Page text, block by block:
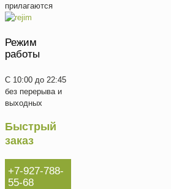
прилагаются
Режим
работы
С 10:00 до 22:45
без перерыва и
выходных
Быстрый
заказ
+7-927-788-
55-68